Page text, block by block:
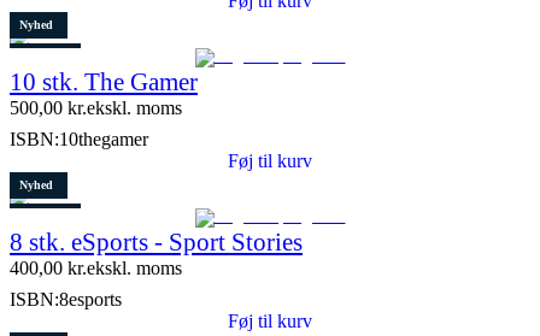
Nyhed
5 stk. tilbage
10 stk. The Gamer
500,00 kr.ekskl. moms
ISBN:10thegamer
Føj til kurv
Nyhed
6 stk. tilbage
8 stk. eSports - Sport Stories
400,00 kr.ekskl. moms
ISBN:8esports
Føj til kurv